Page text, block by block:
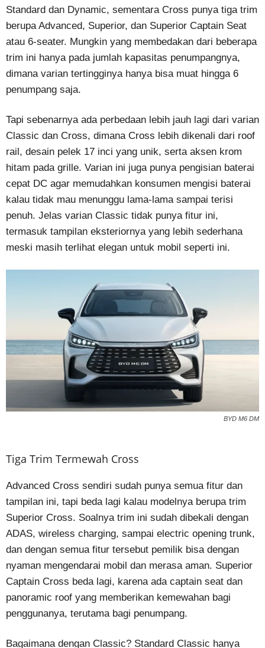
Standard dan Dynamic, sementara Cross punya tiga trim
berupa Advanced, Superior, dan Superior Captain Seat
atau 6-seater. Mungkin yang membedakan dari beberapa
trim ini hanya pada jumlah kapasitas penumpangnya,
dimana varian tertingginya hanya bisa muat hingga 6
penumpang saja.
Tapi sebenarnya ada perbedaan lebih jauh lagi dari varian
Classic dan Cross, dimana Cross lebih dikenali dari roof
rail, desain pelek 17 inci yang unik, serta aksen krom
hitam pada grille. Varian ini juga punya pengisian baterai
cepat DC agar memudahkan konsumen mengisi baterai
kalau tidak mau menunggu lama-lama sampai terisi
penuh. Jelas varian Classic tidak punya fitur ini,
termasuk tampilan eksteriornya yang lebih sederhana
meski masih terlihat elegan untuk mobil seperti ini.
BYD M6 DM
Tiga Trim Termewah Cross
Advanced Cross sendiri sudah punya semua fitur dan
tampilan ini, tapi beda lagi kalau modelnya berupa trim
Superior Cross. Soalnya trim ini sudah dibekali dengan
ADAS, wireless charging, sampai electric opening trunk,
dan dengan semua fitur tersebut pemilik bisa dengan
nyaman mengendarai mobil dan merasa aman. Superior
Captain Cross beda lagi, karena ada captain seat dan
panoramic roof yang memberikan kemewahan bagi
penggunanya, terutama bagi penumpang.
Bagaimana dengan Classic? Standard Classic hanya